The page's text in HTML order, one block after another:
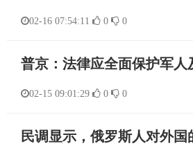
02-16 07:54:11 0 0
普京：法律应全面保护军人
02-15 09:01:29 0 0
民调显示，俄罗斯人对外国